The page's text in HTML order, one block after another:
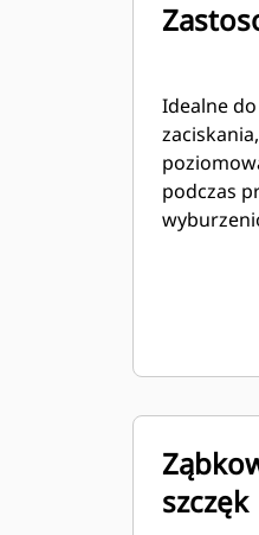
Idealne
podczas
szczęk